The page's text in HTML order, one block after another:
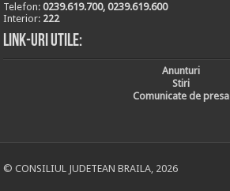
Telefon:0239.619.700, 0239.619.600
Interior: 222
Link-uri utile:
Anunturi
Stiri
Comunicate de presa
© CONSILIUL JUDETEAN BRAILA, 2026